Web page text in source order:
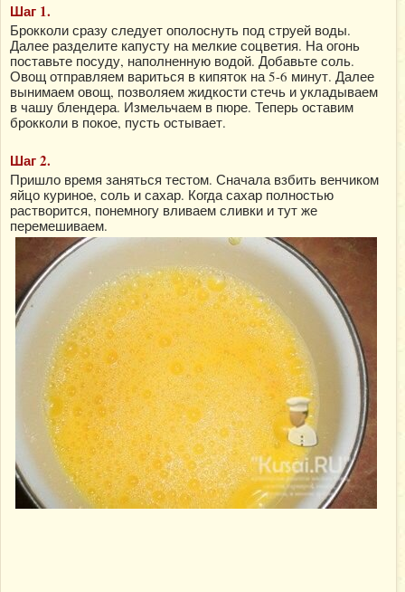
Шаг 1.
Брокколи сразу следует ополоснуть под струей воды.
Далее разделите капусту на мелкие соцветия. На огонь
поставьте посуду, наполненную водой. Добавьте соль.
Овощ отправляем вариться в кипяток на 5-6 минут. Далее
вынимаем овощ, позволяем жидкости стечь и укладываем
в чашу блендера. Измельчаем в пюре. Теперь оставим
брокколи в покое, пусть остывает.
Шаг 2.
Пришло время заняться тестом. Сначала взбить венчиком
яйцо куриное, соль и сахар. Когда сахар полностью
растворится, понемногу вливаем сливки и тут же
перемешиваем.